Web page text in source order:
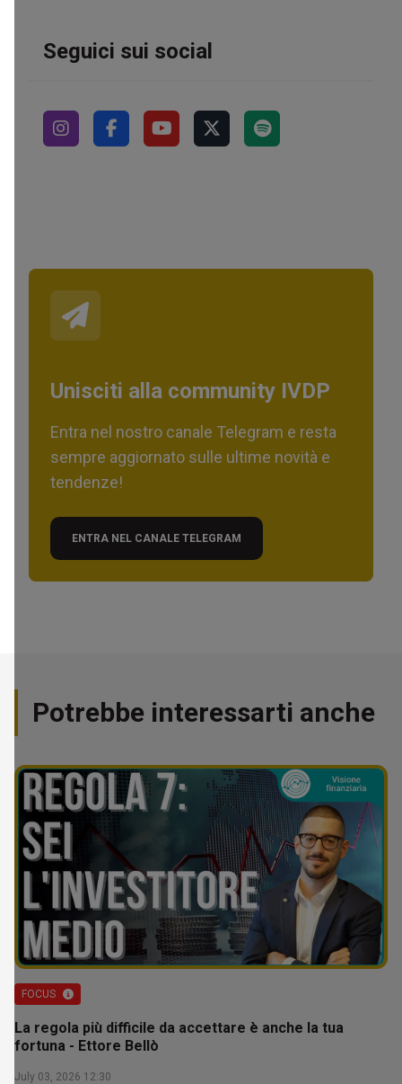
Seguici sui social
Unisciti alla community IVDP
Entra nel nostro canale Telegram e resta
sempre aggiornato sulle ultime novità e
tendenze!
ENTRA NEL CANALE TELEGRAM
Potrebbe interessarti anche
FOCUS
La regola più difficile da accettare è anche la tua
fortuna - Ettore Bellò
July 03, 2026 12:30